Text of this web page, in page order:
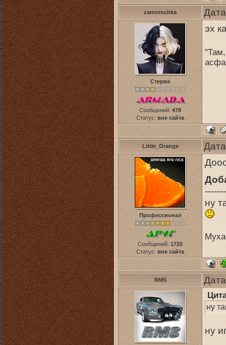
zamorochka
Стерва
Сообщений: 478
Статус: вне сайта
эх
"Там,
Little_Orange
Профессионал
Сообщений: 1720
Статус: вне сайта
ну
RMS
ну
ну